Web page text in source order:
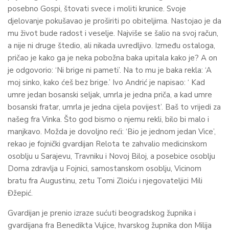
posebno Gospi, štovati svece i moliti krunice. Svoje
djelovanje pokušavao je proširiti po obiteljima. Nastojao je da
mu život bude radost i veselje. Najviše se šalio na svoj račun,
a nije ni druge štedio, ali nikada uvredljivo. Između ostaloga,
pričao je kako ga je neka pobožna baka upitala kako je? A on
je odgovorio: ‘Ni brige ni pameti’. Na to mu je baka rekla: ‘A
moj sinko, kako ćeš bez brige.’ Ivo Andrić je napisao: ‘ Kad
umre jedan bosanski seljak, umrla je jedna priča, a kad umre
bosanski fratar, umrla je jedna cijela povijest’. Baš to vrijedi za
našeg fra Vinka. Što god bismo o njemu rekli, bilo bi malo i
manjkavo. Možda je dovoljno reći: ‘Bio je jednom jedan Vice’,
rekao je fojnički gvardijan Relota te zahvalio medicinskom
osoblju u Sarajevu, Travniku i Novoj Biloj, a posebice osoblju
Doma zdravlja u Fojnici, samostanskom osoblju, Vicinom
bratu fra Augustinu, zetu Tomi Zloiću i njegovateljici Mili
Đžepić.
Gvardijan je prenio izraze sućuti beogradskog župnika i
gvardijana fra Benedikta Vujice, hvarskog župnika don Milija